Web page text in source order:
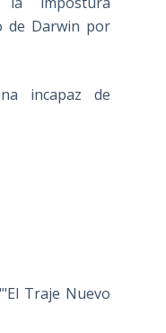
de Darwin por
incapaz de
Traje Nuevo